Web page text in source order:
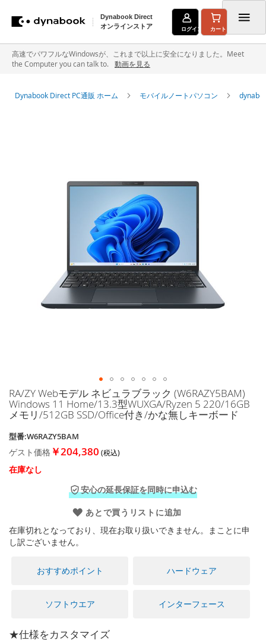
Dynabook Direct
オンラインストア
ログイン カート
高速でパワフルなWindowsが、これまで以上に安全になりました。Meet
the Computer you can talk to.
動画を見る
Dynabook Direct PC通販 ホーム モバイルノートパソコン
イ
メ
ー
ギ
ャ
ラ
リ
に
移
RA/ZY Webモデル ネビュラブラック (W6RAZY5BAM)
Windows 11 Home/13.3型WUXGA/Ryzen 5 220/16GB
メモリ/512GB SSD/Office付き/かな無しキーボード
型番:W6RAZY5BAM
ゲスト価格 ￥204,380
在庫なし
安心の延長保証を同時に申込む
あとで買うリストに追加
在庫切れとなっており、現在お取り扱いできません。まことに申
し訳ございません。
おすすめポイント ハードウェア
ソフトウエア インターフェース
★仕様をカスタマイズ